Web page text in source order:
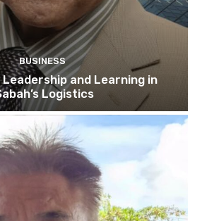
BUSINESS
and Learning in
Logistics